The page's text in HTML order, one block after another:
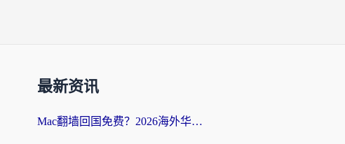
最新资讯
Mac翻墙回国免费？2026海外华人亲测：从CCTV5直播到国内APP，这样选加速器才靠谱